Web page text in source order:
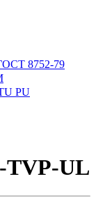
8752-79
PU
TVP-UL